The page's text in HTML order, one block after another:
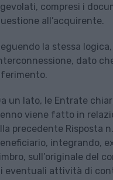
compresi i
all’acquirente.
la stessa
dato
un lato, le Entrate
viene fatto in
precedente Risposta
integrando,
sull’originale del
eventuali attività di